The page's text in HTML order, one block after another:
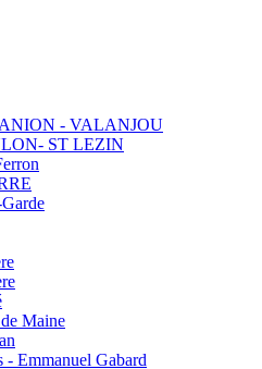
- VALANJOU
ST LEZIN
Maine
- Emmanuel Gabard